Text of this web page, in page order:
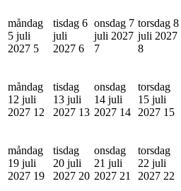
måndag
5 juli
2027 5
tisdag 6
juli
2027 6
onsdag 7
juli 2027
7
torsdag 8
juli 2027
8
måndag
12 juli
2027 12
tisdag
13 juli
2027 13
onsdag
14 juli
2027 14
torsdag
15 juli
2027 15
måndag
19 juli
2027 19
tisdag
20 juli
2027 20
onsdag
21 juli
2027 21
torsdag
22 juli
2027 22